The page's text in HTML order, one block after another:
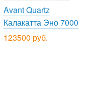
Avant Quartz
Калакатта Эно 7000
123500 руб.